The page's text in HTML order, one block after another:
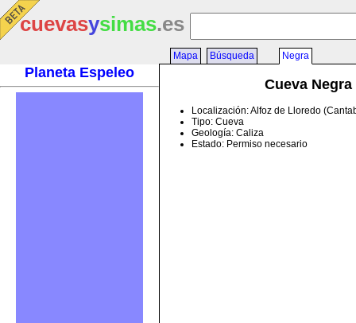
cuevasysimas.es
Planeta Espeleo
Mapa Búsqueda Negra
Cueva Negra
Localización: Alfoz de Lloredo
Tipo: Cueva
Geología: Caliza
Estado: Permiso necesario